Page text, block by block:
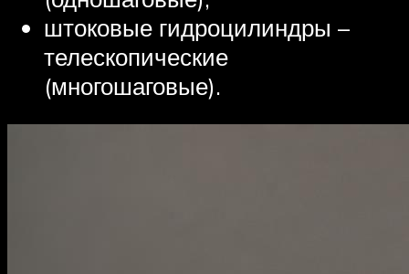
штоковые гидроцилиндры –
телескопические
(многошаговые).